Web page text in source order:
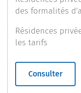
des formalités
Résidences
les tarifs
Consulter